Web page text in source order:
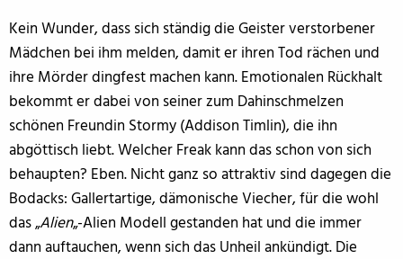
Kein Wunder, dass sich ständig die Geister verstorbener
Mädchen bei ihm melden, damit er ihren Tod rächen und
ihre Mörder dingfest machen kann. Emotionalen Rückhalt
bekommt er dabei von seiner zum Dahinschmelzen
schönen Freundin Stormy (Addison Timlin), die ihn
abgöttisch liebt. Welcher Freak kann das schon von sich
behaupten? Eben. Nicht ganz so attraktiv sind dagegen die
Bodacks: Gallertartige, dämonische Viecher, für die wohl
das „Alien„-Alien Modell gestanden hat und die immer
dann auftauchen, wenn sich das Unheil ankündigt. Die